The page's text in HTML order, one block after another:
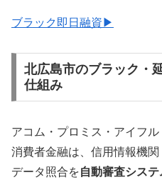
ブラック即日融資▶
北広島市のブラック・
仕組み
アコム・プロミス・アイフ
消費者金融は、信用情報機
データ照合を自動審査シス